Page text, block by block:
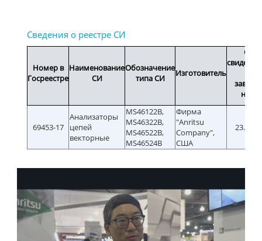
Номер в
Госреестре
Наименование
СИ
Обозначение
типа СИ
Изготовитель
Срок
69453-17
Анализаторы
цепей
векторные
MS46122B,
MS46322B,
MS46522B,
MS46524B
Фирма
"Anritsu
Company",
США